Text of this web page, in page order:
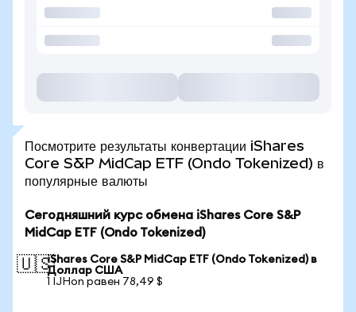
Посмотрите результаты конвертации iShares
Core S&P MidCap ETF (Ondo Tokenized) в
популярные валюты
Сегодняшний курс обмена iShares Core S&P
MidCap ETF (Ondo Tokenized)
🇺🇸iShares Core S&P MidCap ETF (Ondo Tokenized) в
Доллар США
1 IJHon равен 78,49 $